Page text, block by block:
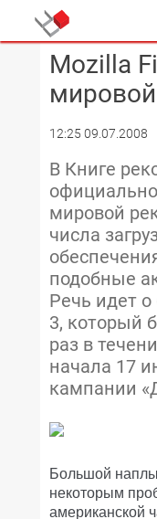
Mozilla
12:25 09.07.2008
В Книге
мировой
числа
подобные
Речь идет о
3, который
раз в
начала 17
кампании
Большой
некоторым
американской